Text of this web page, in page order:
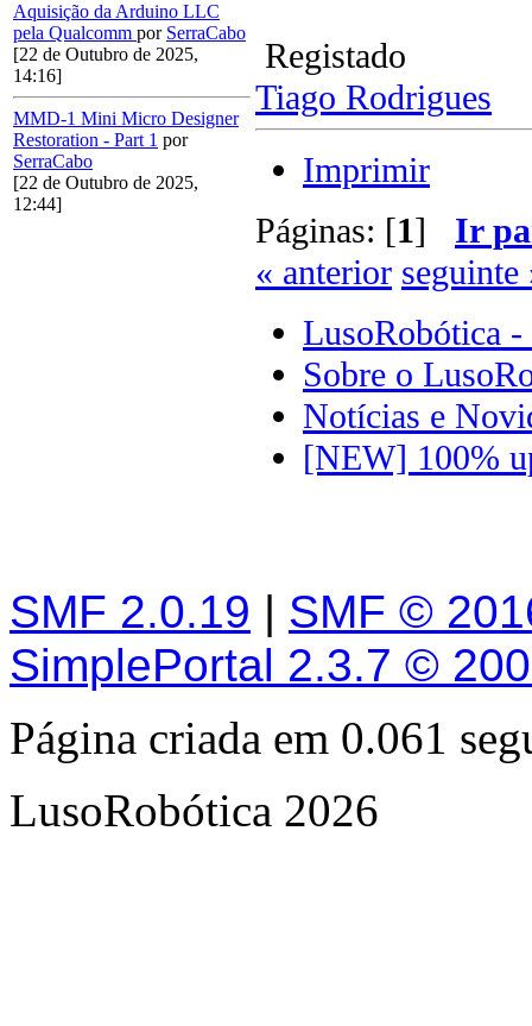
Aquisição da Arduino LLC
pela Qualcomm por SerraCabo
[22 de Outubro de 2025,
14:16]
MMD-1 Mini Micro Designer
Restoration - Part 1 por
SerraCabo
[22 de Outubro de 2025,
12:44]
Registado
Tiago Rodrigues
Imprimir
Páginas: [1] Ir
« anterior seguinte
LusoRobótica -
Sobre o
Notícias e
[NEW] 100%
SMF 2.0.19 | SMF ©
SimplePortal 2.3.7 ©
Página criada em 0.061
LusoRobótica 2026